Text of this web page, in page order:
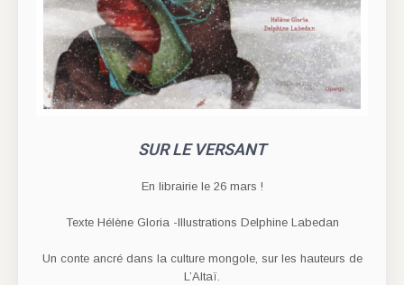
SUR LE VERSANT
En librairie le 26 mars !
Texte Hélène Gloria -Illustrations Delphine Labedan
Un conte ancré dans la culture mongole, sur les hauteurs de
L’Altaï.